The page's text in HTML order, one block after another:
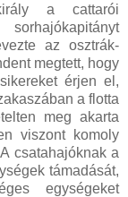
a cattarói
az osztrák-
megtett, hogy
érjen el,
a flotta
meg akarta
viszont komoly
csatahajóknak a
támadását,
egységeket